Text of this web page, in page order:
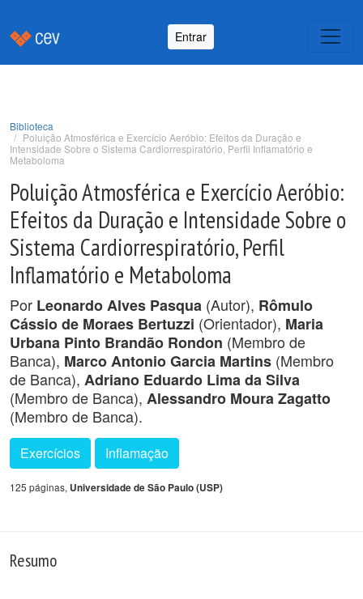
Entrar
Biblioteca
Poluição Atmosférica e Exercício Aeróbio: Efeitos da Duração e
Intensidade Sobre o Sistema Cardiorrespiratório, Perfil Inflamatório e
Metaboloma
Poluição Atmosférica e Exercício Aeróbio:
Efeitos da Duração e Intensidade Sobre o
Sistema Cardiorrespiratório, Perfil
Inflamatório e Metaboloma
Por Leonardo Alves Pasqua (Autor), Rômulo
Cássio de Moraes Bertuzzi (Orientador), Maria
Urbana Pinto Brandão Rondon (Membro de
Banca), Marco Antonio Garcia Martins (Membro
de Banca), Adriano Eduardo Lima da Silva
(Membro de Banca), Alessandro Moura Zagatto
(Membro de Banca).
Exercícios Inflamação
125 páginas, Universidade de São Paulo (USP)
Resumo